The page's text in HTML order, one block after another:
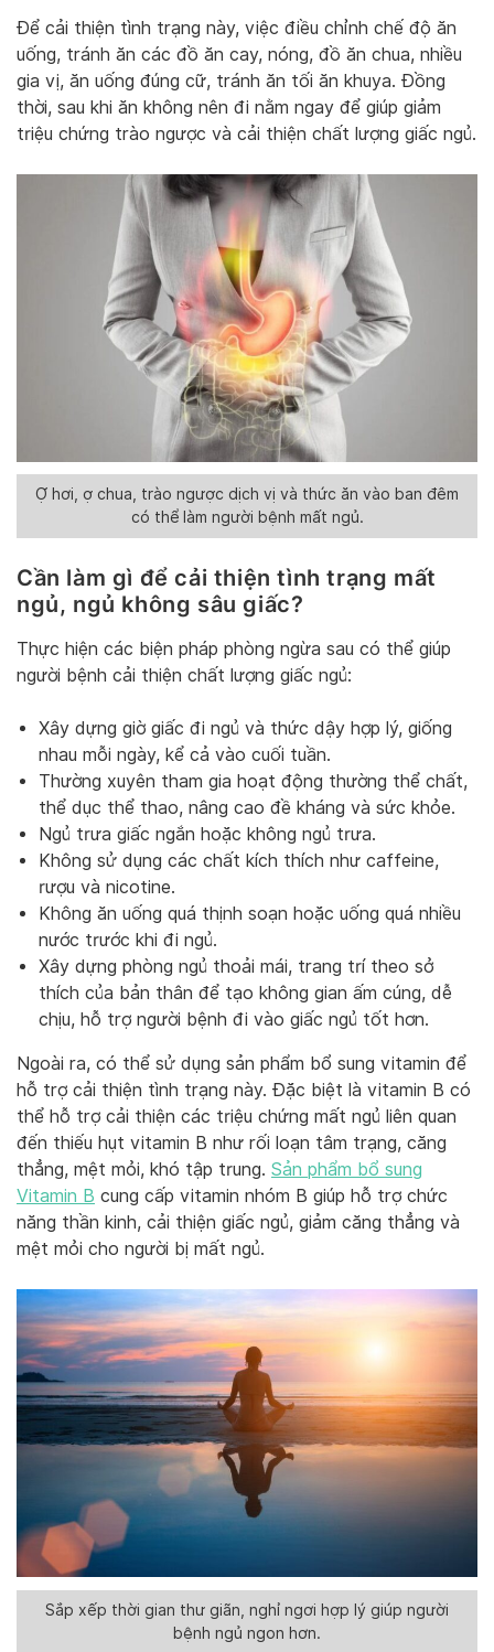
Để cải thiện tình trạng này, việc điều chỉnh chế độ ăn
uống, tránh ăn các đồ ăn cay, nóng, đồ ăn chua, nhiều
gia vị, ăn uống đúng cữ, tránh ăn tối ăn khuya. Đồng
thời, sau khi ăn không nên đi nằm ngay để giúp giảm
triệu chứng trào ngược và cải thiện chất lượng giấc ngủ.
Ợ hơi, ợ chua, trào ngược dịch vị và thức ăn vào ban đêm
có thể làm người bệnh mất ngủ.
Cần làm gì để cải thiện tình trạng mất
ngủ, ngủ không sâu giấc?
Thực hiện các biện pháp phòng ngừa sau có thể giúp
người bệnh cải thiện chất lượng giấc ngủ:
Xây dựng giờ giấc đi ngủ và thức dậy hợp lý, giống
nhau mỗi ngày, kể cả vào cuối tuần.
Thường xuyên tham gia hoạt động thường thể chất,
thể dục thể thao, nâng cao đề kháng và sức khỏe.
Ngủ trưa giấc ngắn hoặc không ngủ trưa.
Không sử dụng các chất kích thích như caffeine,
rượu và nicotine.
Không ăn uống quá thịnh soạn hoặc uống quá nhiều
nước trước khi đi ngủ.
Xây dựng phòng ngủ thoải mái, trang trí theo sở
thích của bản thân để tạo không gian ấm cúng, dễ
chịu, hỗ trợ người bệnh đi vào giấc ngủ tốt hơn.
Ngoài ra, có thể sử dụng sản phẩm bổ sung vitamin để
hỗ trợ cải thiện tình trạng này. Đặc biệt là vitamin B có
thể hỗ trợ cải thiện các triệu chứng mất ngủ liên quan
đến thiếu hụt vitamin B như rối loạn tâm trạng, căng
thẳng, mệt mỏi, khó tập trung. Sản phẩm bổ sung
Vitamin B cung cấp vitamin nhóm B giúp hỗ trợ chức
năng thần kinh, cải thiện giấc ngủ, giảm căng thẳng và
mệt mỏi cho người bị mất ngủ.
Sắp xếp thời gian thư giãn, nghỉ ngơi hợp lý giúp người
bệnh ngủ ngon hơn.